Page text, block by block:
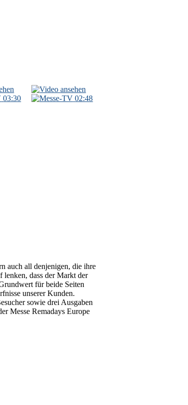
03:30 02:48
auch all denjenigen, die ihre
dass der Markt der
für beide Seiten
unserer Kunden.
sowie drei Ausgaben
Messe Remadays Europe